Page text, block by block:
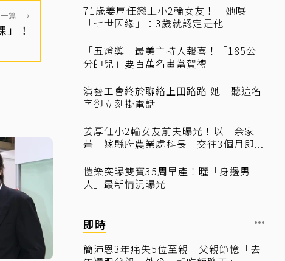
篇 →
！
71歲姜厚任戀上小2輪女友！ 她曝
「七世因緣」：3歲就認定是他
「五燈獎」最美主持人報喜！「185公
分帥兒」要百萬名畫當賀禮
演藝工會終於聯絡上田路路 她一聽這名
字卻立刻掛電話
姜厚任小2輪女友前夫曝光！以「余家
菁」嫁縣府農業處科長 交往3個月即...
愷樂突曝雙寶35周早產！曬「身邊男
人」最新情況曝光
即時
簡沛恩3年痛失5位至親 父親節憶「去